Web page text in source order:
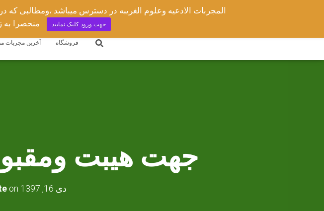
مجربات
آخرین مجربات فروشگاه
جهت هیبت
on دی 16, 1397
منحصرا به
جهت ورود کلیک نمایید